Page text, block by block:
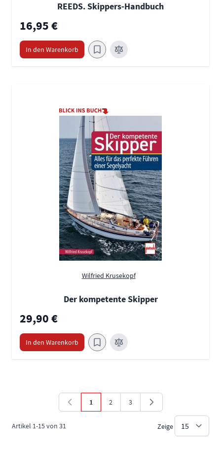
REEDS. Skippers-Handbuch
16,95 €
In den Warenkorb
Wilfried Krusekopf
Der kompetente Skipper
29,90 €
In den Warenkorb
Artikel 1-15von 31
Sie lesen gerade die Seite
1 Seite
2 Seite
3
Zeige